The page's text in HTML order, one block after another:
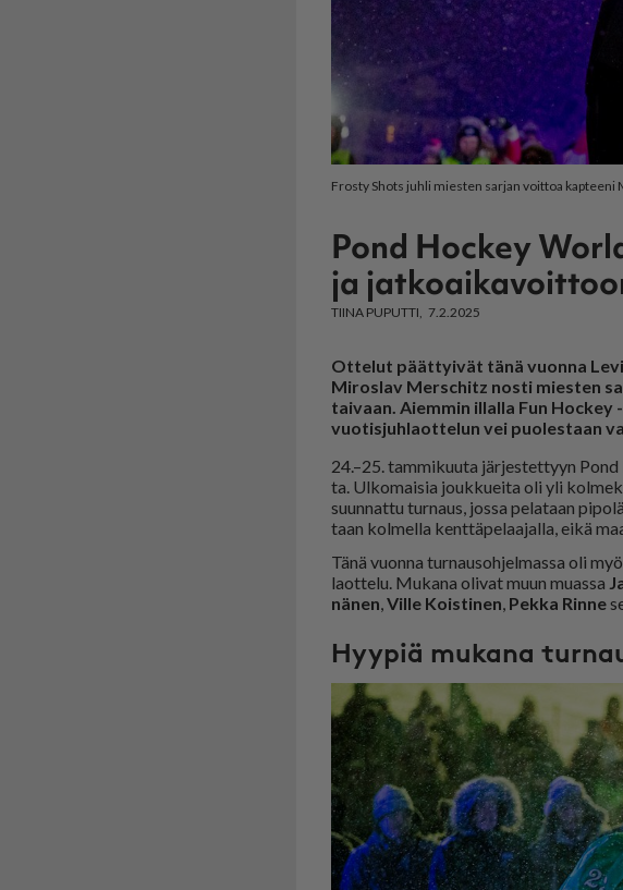
Frosty Shots juhli miesten sarjan voittoa
Pond Hockey
ja
TIINA PUPUTTI 7.2.2025
Ottelut päättyivät tänä vuonna
Miroslav Merschitz nosti miesten
taivaan. Aiemmin illalla Fun
vuotisjuhlaottelun vei puolestaan
24.–25. tam­mi­kuu­ta jär­jes­tet­tyyn
ta. Ul­ko­mai­sia jouk­ku­ei­ta oli yli
suun­nat­tu tur­naus, jos­sa pe­la­taan
taan kol­mel­la kent­tä­pe­laa­jal­la, ei­kä
Tänä vuon­na tur­nau­soh­jel­mas­sa oli
la­ot­te­lu. Mu­ka­na oli­vat muun mu­as­sa
nä­nen,Vil­le Kois­ti­nen, Pek­ka Rin­ne
Hyypiä mukana